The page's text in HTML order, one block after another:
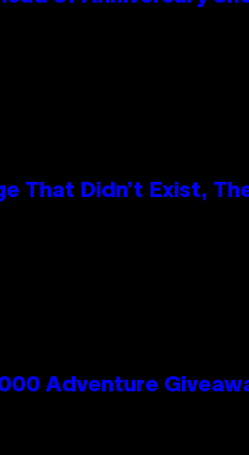
That Didn’t Exist,
Adventure